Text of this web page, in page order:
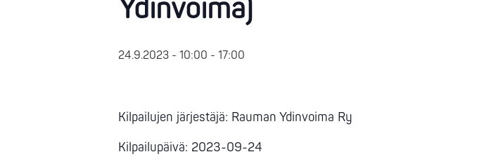
Ydinvoima)
24.9.2023 - 10:00 - 17:00
Kilpailujen järjestäjä: Rauman Ydinvoima Ry
Kilpailupäivä: 2023-09-24